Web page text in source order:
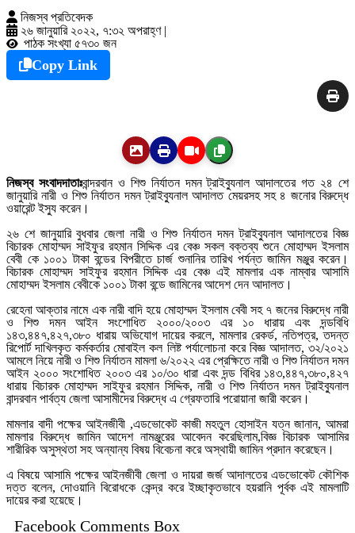
নিজস্ব প্রতিবেদক
২৬ জানুয়ারি ২০২২, ৭:৩২ অপরাহ্ণ |
পাঠক সংখ্যা ৫৭৩০ জন
Copy Link
নিজস্ব সংবাদদাতাঃবান্দরবান ও শিশু নির্যাতন দমন ট্রাইব্যুনাল আদালতের গত ২৪ শে
জানুয়ারি নারী ও শিশু নির্যাতন দমন ট্রাইব্যুনাল আদালত মেয়রসহ সহ ৪ জনোর বিরুদ্ধে
ওয়ারেন্ট ইস্যু করেন।
২৬ শে জানুয়ারি বুধবার জেলা নারী ও শিশু নির্যাতন দমন ট্রাইব্যুনাল আদালতের বিজ্ঞ
বিচারক মোহাম্মদ সাইফুর রহমান সিদ্দিক এর বেঞ্চ সকল বক্তব্য শুনে মোহাম্মদ ইসলাম
বেবী কে ১০০১ টাকা বন্ডের বিপরীতে চার্জ শুনানির তারিখ পর্যন্ত জামিন মঞ্জুর করেন।
বিচারক মোহাম্মদ সাইফুর রহমান সিদ্দিক এর বেঞ্চ এই মামলার এক নাম্বার আসামি
মোহাম্মদ ইসলাম বেবীকে ১০০১ টাকা বন্ডে জামিনের আদেশ দেন আদালত।
রেহেনা আক্তার নামে এক নারী বাদি হয়ে মোহাম্মদ ইসলাম বেবী সহ ৭ জনের বিরুদ্ধে নারী
ও শিশু দমন আইন সংশোধিত ২০০০/২০০৩ এর ১০ ধারায় এবং দন্ডবিধি
১৪৩,৪৪৭,৪২৭,৩৮০ ধারায় অভিযোগ দায়ের করলে, মামলার রেকর্ড, নতিপত্র, তদন্ত
রিপোর্ট দাখিলকৃত কর্মকর্তার মোবাইল কল লিষ্ট পর্যালোচনা করে বিজ্ঞ আদালত, ৩২/২০২১
আমলে নিয়ে নারী ও শিশু নির্যাতন মামলা ৬/২০২২ এর প্রেক্ষিতে নারী ও শিশু নির্যাতন দমন
আইন ২০০০ সংশোধিত ২০০৩ এর ১০/৩০ ধারা এবং দন্ড বিধির ১৪৩,৪৪৭,৩৮০,৪২৭
ধারায় বিচারক মোহাম্মদ সাইফুর রহমান সিদ্দিক, নারী ও শিশু নির্যাতন দমন ট্রাইব্যুনাল
বান্দরবান পার্বত্য জেলা আসামীদের বিরুদ্ধে এ গ্রেফতারি পরোয়ানা জারী করেন।
মামলার বাদী পক্ষের আইনজীবী ,এডভোকেট কাজী মহতুল হোসাইন যত্ন জানান, আমরা
মামলার বিরুদ্ধে জামিন আদেশ নামঞ্জুরের আবেদন করেছিলাম,বিজ্ঞ বিচারক আসামির
শারীরিক অসুস্থতা সহ অন্যান্য বিষয় বিবেচনা করে অস্থায়ী জামিন প্রদান করেছেন।
এ বিষয়ে আসামি পক্ষের আইনজীবী জেলা ও দায়রা জর্জ আদালতের এডভোকেট কৌশিক
দত্ত বলেন, দোওয়ানি বিরোধকে কেন্দ্র করে ইচ্ছাকৃতভাবে হয়রানি পূর্বক এই মামলাটি
দায়ের করা হয়েছে।
Facebook Comments Box